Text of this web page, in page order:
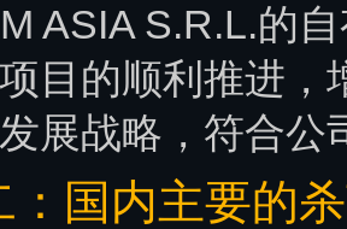
ASIA S.R.L.的
目的顺利推进，
展战略，符合公
：国内主要的